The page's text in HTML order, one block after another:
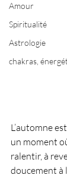
Amour
Spiritualité
Astrologie
chakras,
L’automne
un moment
ralentir, à
doucement à